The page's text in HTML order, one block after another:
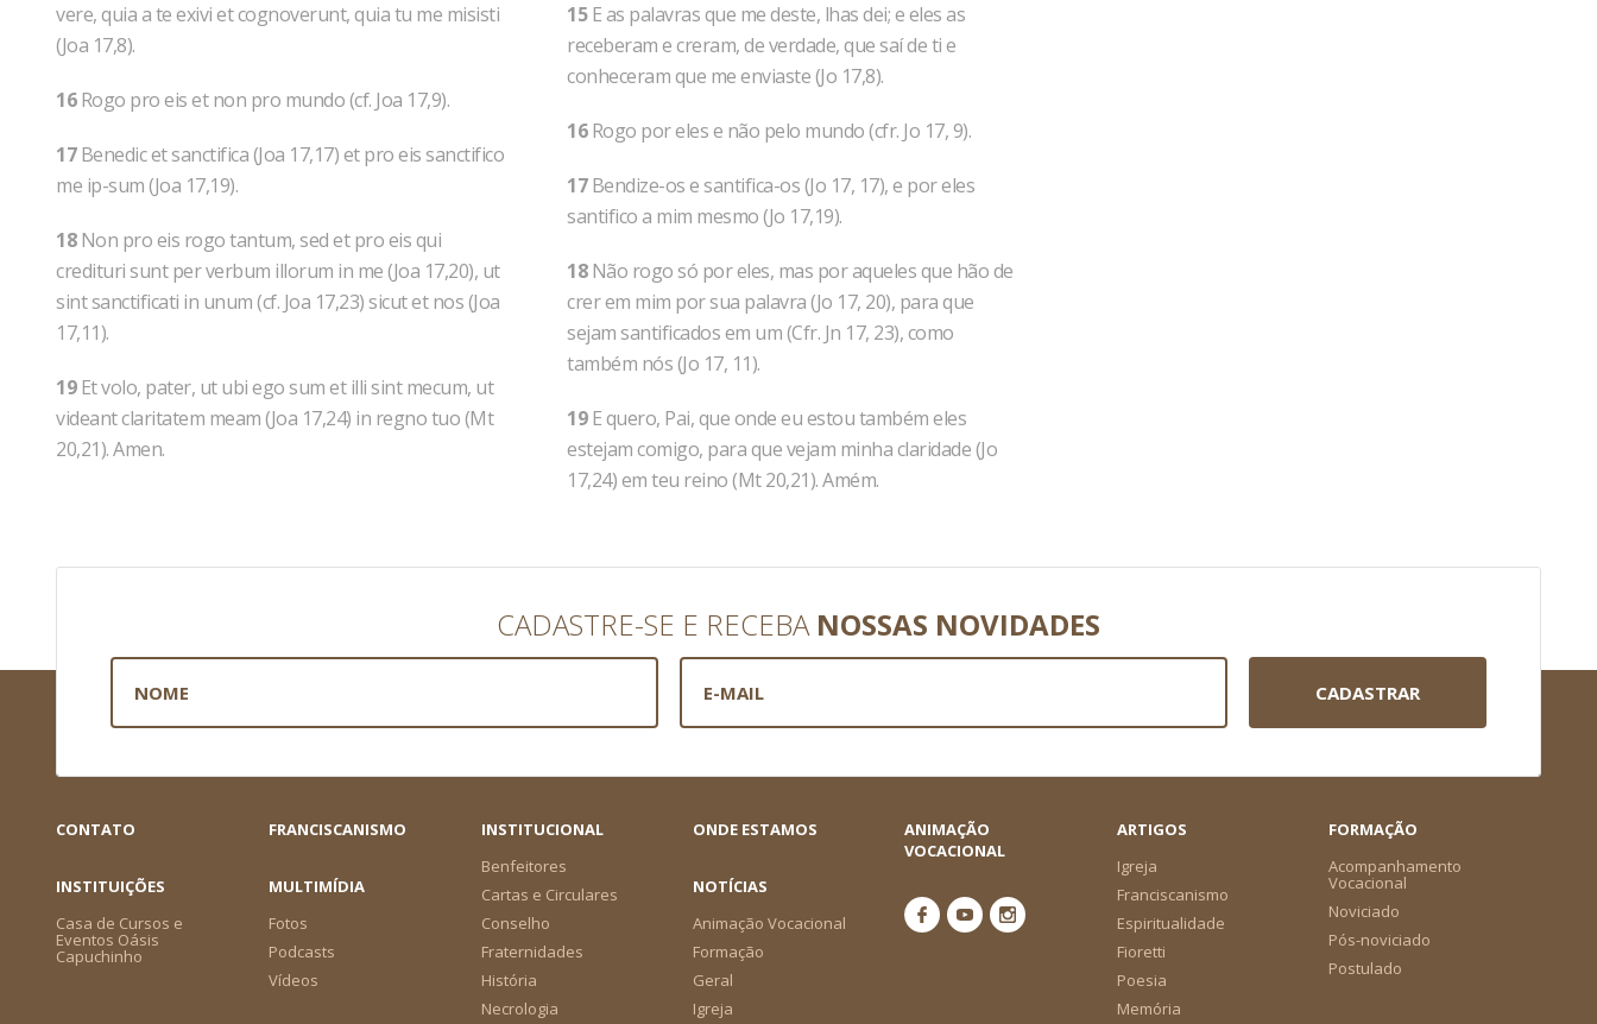
vere, quia a te exivi et cognoverunt, quia tu me misisti
(Joa 17,8).
16Rogo pro eis et non pro mundo (cf. Joa 17,9).
17Benedic et sanctifica (Joa 17,17) et pro eis sanctifico
me ip-sum (Joa 17,19).
18Non pro eis rogo tantum, sed et pro eis qui
credituri sunt per verbum illorum in me (Joa 17,20), ut
sint sanctificati in unum (cf. Joa 17,23) sicut et nos (Joa
17,11).
19Et volo, pater, ut ubi ego sum et illi sint mecum, ut
videant claritatem meam (Joa 17,24) in regno tuo (Mt
20,21). Amen.
15E as palavras que me deste, lhas dei; e eles as
receberam e creram, de verdade, que saí de ti e
conheceram que me enviaste (Jo 17,8).
16Rogo por eles e não pelo mundo (cfr. Jo 17, 9).
17Bendize-os e santifica-os (Jo 17, 17), e por eles
santifico a mim mesmo (Jo 17,19).
18Não rogo só por eles, mas por aqueles que hão de
crer em mim por sua palavra (Jo 17, 20), para que
sejam santificados em um (Cfr. Jn 17, 23), como
também nós (Jo 17, 11).
19E quero, Pai, que onde eu estou também eles
estejam comigo, para que vejam minha claridade (Jo
17,24) em teu reino (Mt 20,21). Amém.
CADASTRE-SE E RECEBA NOSSAS NOVIDADES
CADASTRAR
CONTATO FRANCISCANISMO
INSTITUCIONAL
Benfeitores
Cartas e Circulares
Conselho
Fraternidades
História
Necrologia
ONDE ESTAMOS
ANIMAÇÃO
VOCACIONAL
ARTIGOS
Igreja
Franciscanismo
Espiritualidade
Fioretti
Poesia
Memória
FORMAÇÃO
Acompanhamento
Vocacional
Noviciado
Pós-noviciado
Postulado
INSTITUIÇÕES
Casa de Cursos e
Eventos Oásis
Capuchinho
MULTIMÍDIA
Fotos
Podcasts
Vídeos
NOTÍCIAS
Animação Vocacional
Formação
Geral
Igreja